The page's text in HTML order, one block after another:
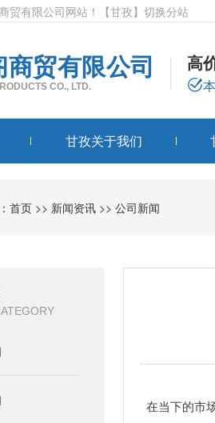
贸有限公司网站！ 【甘孜】 切换分站
贸有限公司
CO., LTD.
高
甘孜关于我们
首页 >> 新闻资讯 >>公司新闻
在当下的市